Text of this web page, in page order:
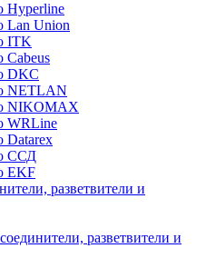
Hyperline
Lan Union
ITK
Cabeus
DKC
NETLAN
NIKOMAX
WRLine
Datarex
ССД
EKF
разветвители и
разветвители и